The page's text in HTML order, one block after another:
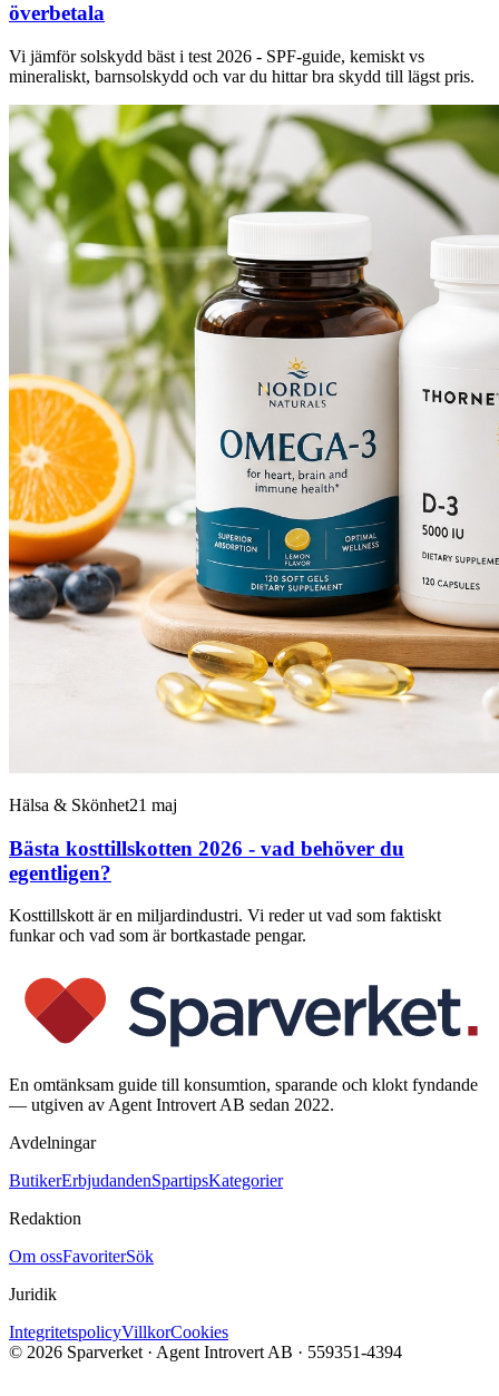
överbetala
Vi jämför solskydd bäst i test 2026 - SPF-guide, kemiskt vs
mineraliskt, barnsolskydd och var du hittar bra skydd till lägst pris.
Hälsa & Skönhet21 maj
Bästa kosttillskotten 2026 - vad behöver du
egentligen?
Kosttillskott är en miljardindustri. Vi reder ut vad som faktiskt
funkar och vad som är bortkastade pengar.
En omtänksam guide till konsumtion, sparande och klokt fyndande
— utgiven av Agent Introvert AB sedan 2022.
Avdelningar
ButikerErbjudandenSpartipsKategorier
Redaktion
Om ossFavoriterSök
Juridik
IntegritetspolicyVillkorCookies
© 2026 Sparverket · Agent Introvert AB · 559351-4394